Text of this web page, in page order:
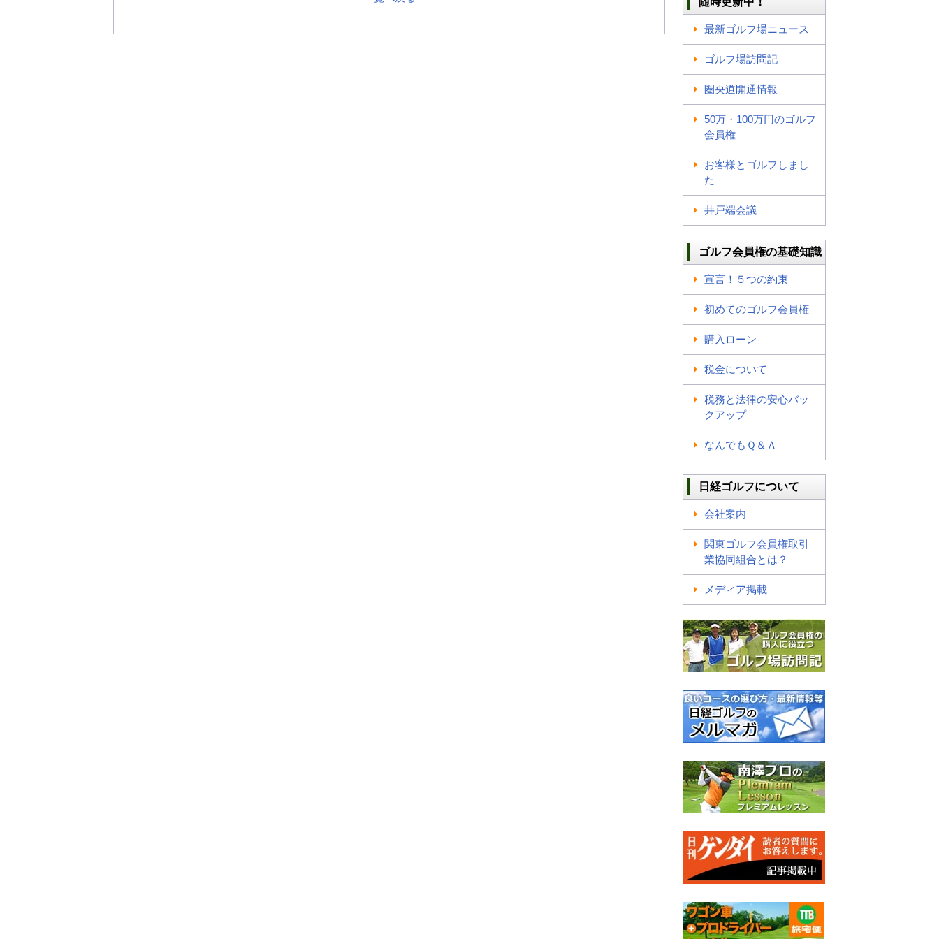
最新ゴルフ場ニュース
ゴルフ場訪問記
圏央道開通情報
50万・100万円のゴルフ
会員権
お客様とゴルフしまし
た
井戸端会議
ゴルフ会員権の基礎知識
宣言！５つの約束
初めてのゴルフ会員権
購入ローン
税金について
税務と法律の安心バッ
クアップ
なんでもＱ＆Ａ
日経ゴルフについて
会社案内
関東ゴルフ会員権取引
業協同組合とは？
メディア掲載